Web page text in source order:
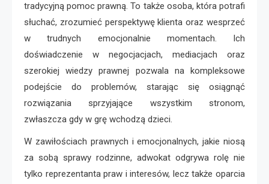
tradycyjną pomoc prawną. To także osoba, która potrafi
słuchać, zrozumieć perspektywę klienta oraz wesprzeć
w trudnych emocjonalnie momentach. Ich
doświadczenie w negocjacjach, mediacjach oraz
szerokiej wiedzy prawnej pozwala na kompleksowe
podejście do problemów, starając się osiągnąć
rozwiązania sprzyjające wszystkim stronom,
zwłaszcza gdy w grę wchodzą dzieci.
W zawiłościach prawnych i emocjonalnych, jakie niosą
za sobą sprawy rodzinne, adwokat odgrywa rolę nie
tylko reprezentanta praw i interesów, lecz także oparcia